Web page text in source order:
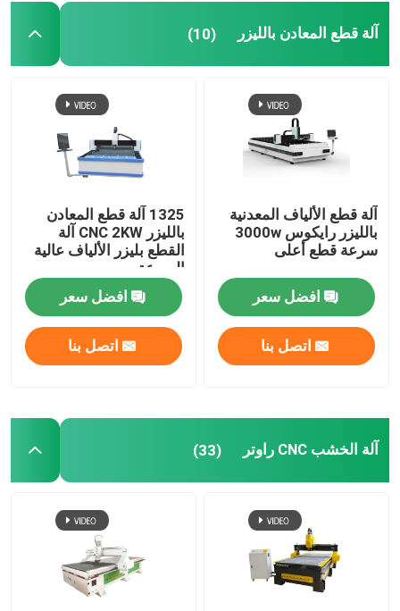
آلة قطع المعادن بالليزر (10)
آلة قطع الألياف المعدنية
بالليزر رايكوس 3000w
سرعة قطع أعلى
افضل سعر
اتصل بنا
1325 آلة قطع المعادن
بالليزر CNC 2KW آلة
القطع بليزر الألياف عالية
السرعة
افضل سعر
اتصل بنا
آلة الخشب CNC راوتر (33)